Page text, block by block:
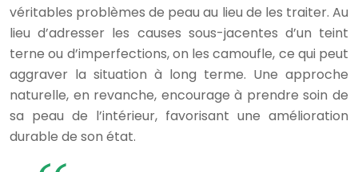
véritables problèmes de peau au lieu de les traiter. Au
lieu d’adresser les causes sous-jacentes d’un teint
terne ou d’imperfections, on les camoufle, ce qui peut
aggraver la situation à long terme. Une approche
naturelle, en revanche, encourage à prendre soin de
sa peau de l’intérieur, favorisant une amélioration
durable de son état.